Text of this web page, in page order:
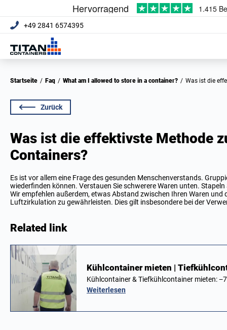
+49 2841 6574395
Startseite / Faq / What am I allowed to store in a container? / Was ist die
Zurück
Was ist die effektivste Methode
Containers?
Es ist vor allem eine Frage des gesunden Menschenverstands.
wiederfinden können. Verstauen Sie schwerere Waren unten.
Wir empfehlen außerdem, etwas Abstand zwischen Ihren Waren und
Luftzirkulation zu gewährleisten. Dies gilt insbesondere bei der
Related link
Kühlcontainer mieten |
Kühlcontainer & Tiefkühlcontainer mieten:
Weiterlesen